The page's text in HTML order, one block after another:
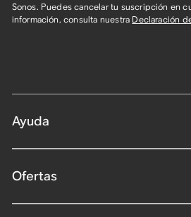
Sonos. Puedes cancelar tu suscripción en
información, consulta nuestra Declaración
Ayuda
Ofertas